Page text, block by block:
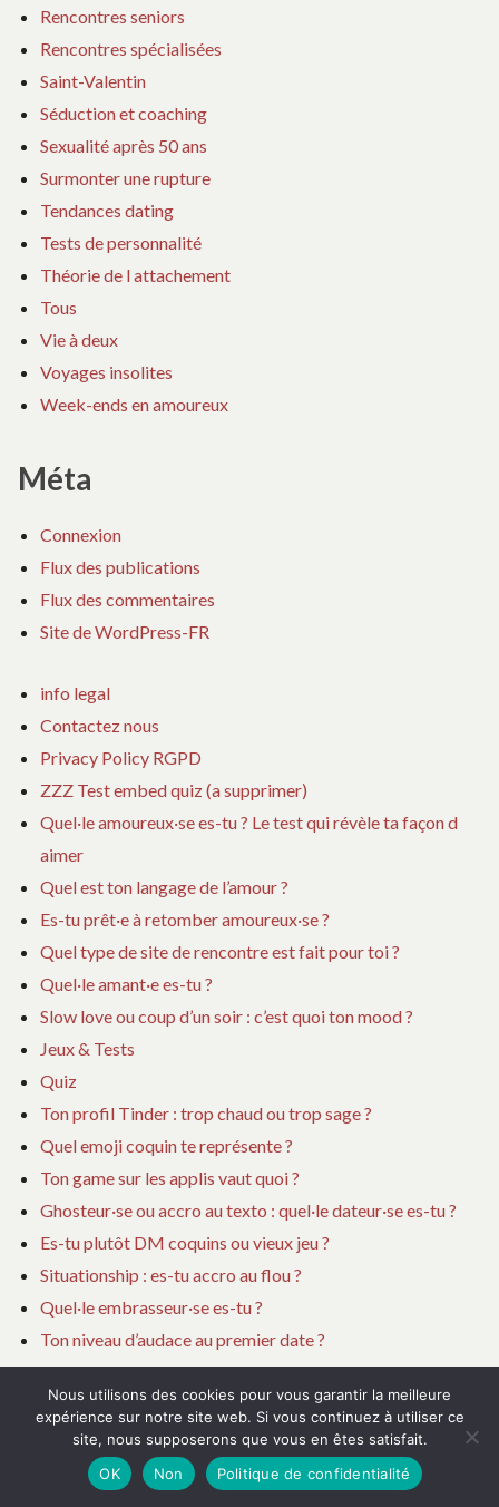
Rencontres seniors
Rencontres spécialisées
Saint-Valentin
Séduction et coaching
Sexualité après 50 ans
Surmonter une rupture
Tendances dating
Tests de personnalité
Théorie de l attachement
Tous
Vie à deux
Voyages insolites
Week-ends en amoureux
Méta
Connexion
Flux des publications
Flux des commentaires
Site de WordPress-FR
info legal
Contactez nous
Privacy Policy RGPD
ZZZ Test embed quiz (a supprimer)
Quel·le amoureux·se es-tu ? Le test qui révèle ta façon d
aimer
Quel est ton langage de l’amour ?
Es-tu prêt·e à retomber amoureux·se ?
Quel type de site de rencontre est fait pour toi ?
Quel·le amant·e es-tu ?
Slow love ou coup d’un soir : c’est quoi ton mood ?
Jeux & Tests
Quiz
Ton profil Tinder : trop chaud ou trop sage ?
Quel emoji coquin te représente ?
Ton game sur les applis vaut quoi ?
Ghosteur·se ou accro au texto : quel·le dateur·se es-tu ?
Es-tu plutôt DM coquins ou vieux jeu ?
Situationship : es-tu accro au flou ?
Quel·le embrasseur·se es-tu ?
Ton niveau d’audace au premier date ?
Team lents ou team fougueux ?
Quel·le séducteur·rice 2.0 es-tu ?
C’est quoi ton red flag sur les applis ?
Sexto : tu gères ou tu paniques ?
Nous utilisons des cookies pour vous garantir la meilleure
expérience sur notre site web. Si vous continuez à utiliser ce
site, nous supposerons que vous en êtes satisfait.
OK
Non Politique de confidentialité